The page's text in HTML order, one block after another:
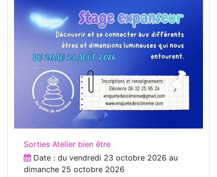
Sorties Atelier bien être
Date : du vendredi 23 octobre 2026 au
dimanche 25 octobre 2026